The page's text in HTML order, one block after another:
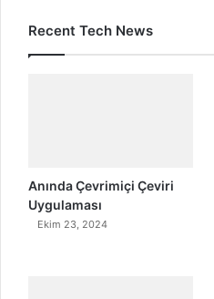
Recent Tech News
Anında Çevrimiçi Çeviri
Uygulaması
Ekim 23, 2024